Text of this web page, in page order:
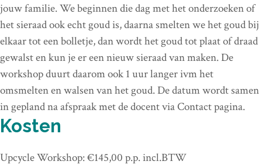
jouw familie. We beginnen die dag met het onderzoeken of
het sieraad ook echt goud is, daarna smelten we het goud bij
elkaar tot een bolletje, dan wordt het goud tot plaat of draad
gewalst en kun je er een nieuw sieraad van maken. De
workshop duurt daarom ook 1 uur langer ivm het
omsmelten en walsen van het goud. De datum wordt samen
in gepland na afspraak met de docent via Contact pagina.
Kosten
Upcycle Workshop: €145,00 p.p. incl.BTW